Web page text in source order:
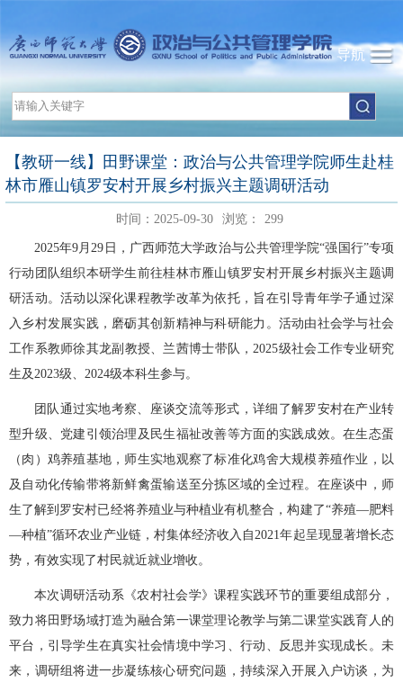
导航
【教研一线】田野课堂：政治与公共管理学院师生赴桂
林市雁山镇罗安村开展乡村振兴主题调研活动
时间：2025-09-30 浏览： 299
2025年9月29日，广西师范大学政治与公共管理学院“强国行”专项
行动团队组织本研学生前往桂林市雁山镇罗安村开展乡村振兴主题调
研活动。活动以深化课程教学改革为依托，旨在引导青年学子通过深
入乡村发展实践，磨砺其创新精神与科研能力。活动由社会学与社会
工作系教师徐其龙副教授、兰茜博士带队，2025级社会工作专业研究
生及2023级、2024级本科生参与。
团队通过实地考察、座谈交流等形式，详细了解罗安村在产业转
型升级、党建引领治理及民生福祉改善等方面的实践成效。在生态蛋
（肉）鸡养殖基地，师生实地观察了标准化鸡舍大规模养殖作业，以
及自动化传输带将新鲜禽蛋输送至分拣区域的全过程。在座谈中，师
生了解到罗安村已经将养殖业与种植业有机整合，构建了“养殖—肥料
—种植”循环农业产业链，村集体经济收入自2021年起呈现显著增长态
势，有效实现了村民就近就业增收。
本次调研活动系《农村社会学》课程实践环节的重要组成部分，
致力将田野场域打造为融合第一课堂理论教学与第二课堂实践育人的
平台，引导学生在真实社会情境中学习、行动、反思并实现成长。未
来，调研组将进一步凝练核心研究问题，持续深入开展入户访谈，为